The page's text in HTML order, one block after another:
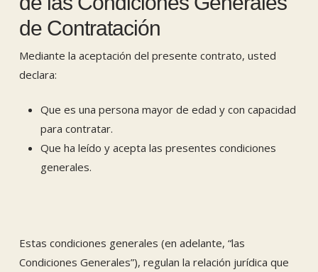
de Contratación
Mediante la aceptación del presente contrato, usted
declara:
Que es una persona mayor de edad y con capacidad
para contratar.
Que ha leído y acepta las presentes condiciones
generales.
Estas condiciones generales (en adelante, “las
Condiciones Generales”), regulan la relación jurídica que